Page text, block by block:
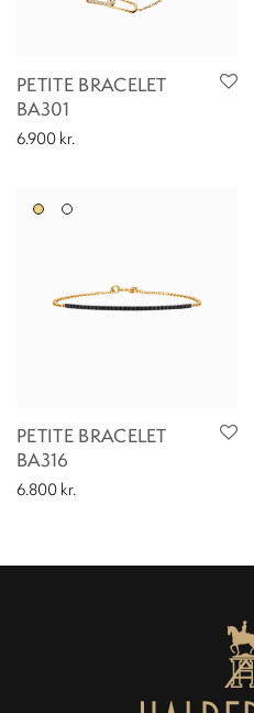
PETITE BRACELET
BA301
6.900 kr.
PETITE BRACELET
BA316
6.800 kr.